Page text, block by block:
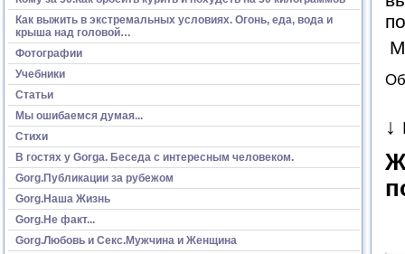
Как выжить в экстремальных условиях. Огонь, еда, вода и
крыша над головой…
Фотографии
Учебники
Статьи
Мы ошибаемся думая...
Стихи
В гостях у Gorga. Беседа с интересным человеком.
Gorg.Публикации за рубежом
Gorg.Наша Жизнь
Gorg.Не факт...
Gorg.Любовь и Секс.Мужчина и Женщина